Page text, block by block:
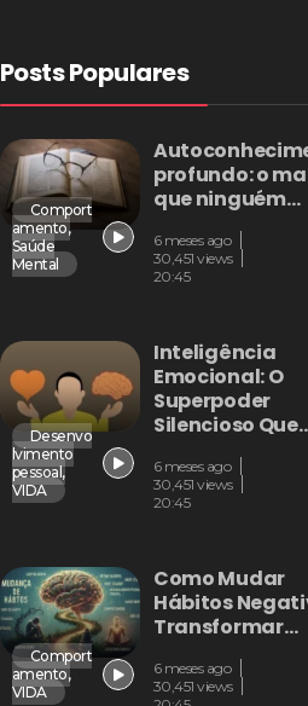
Posts Populares
Comport
amento,
Saúde
Mental
profundo: o
que ninguém…
6 meses ago
30,451 views
20:45
Desenvo
lvimento
pessoal,
VIDA
Inteligência
Emocional: O
Superpoder
Silencioso
6 meses ago
30,451 views
20:45
Comport
amento,
VIDA
Como Mudar
Hábitos
Transformar…
6 meses ago
30,451 views